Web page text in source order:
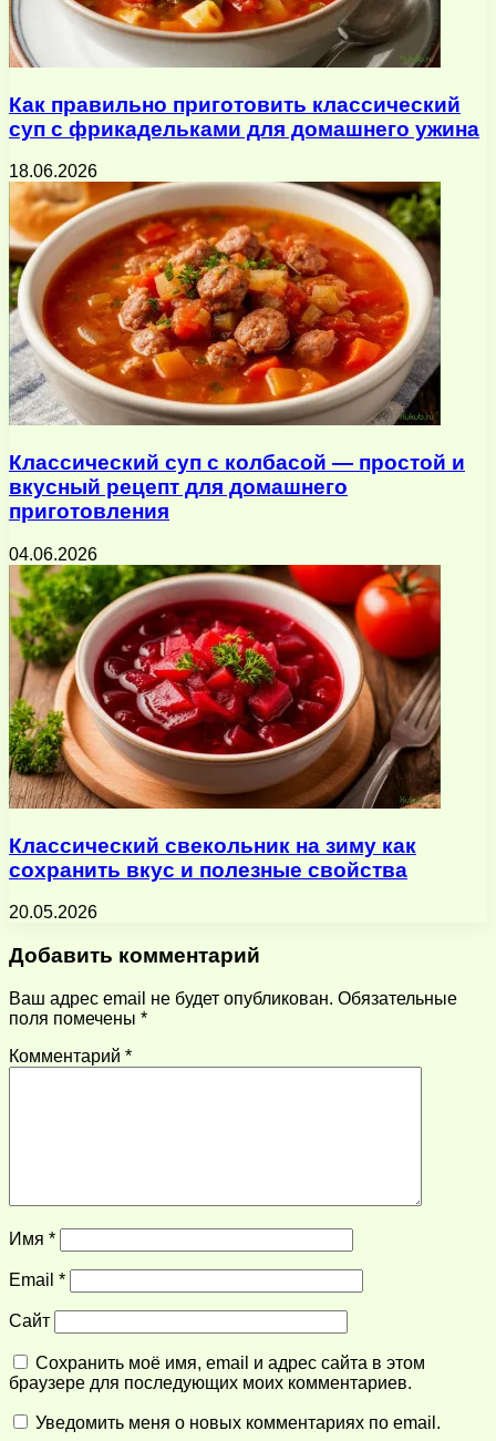
Как правильно приготовить классический
суп с фрикадельками для домашнего ужина
18.06.2026
Классический суп с колбасой — простой и
вкусный рецепт для домашнего
приготовления
04.06.2026
Классический свекольник на зиму как
сохранить вкус и полезные свойства
20.05.2026
Добавить комментарий
Ваш адрес email не будет опубликован. Обязательные
поля помечены *
Комментарий *
Имя *
Email *
Сайт
Сохранить моё имя, email и адрес сайта в этом
браузере для последующих моих комментариев.
Уведомить меня о новых комментариях по email.